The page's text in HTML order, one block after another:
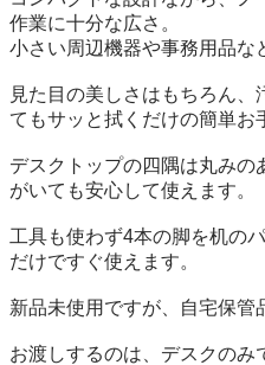
作業に十分な広さ。
小さい周辺機器や事務用品な
見た目の美しさはもちろん
てもサッと拭くだけの簡単お
デスクトップの四隅は丸み
がいても安心して使えます。
工具も使わず4本の脚を机の
だけですぐ使えます。
新品未使用ですが、自宅保管
お渡しするのは、デスクのみ